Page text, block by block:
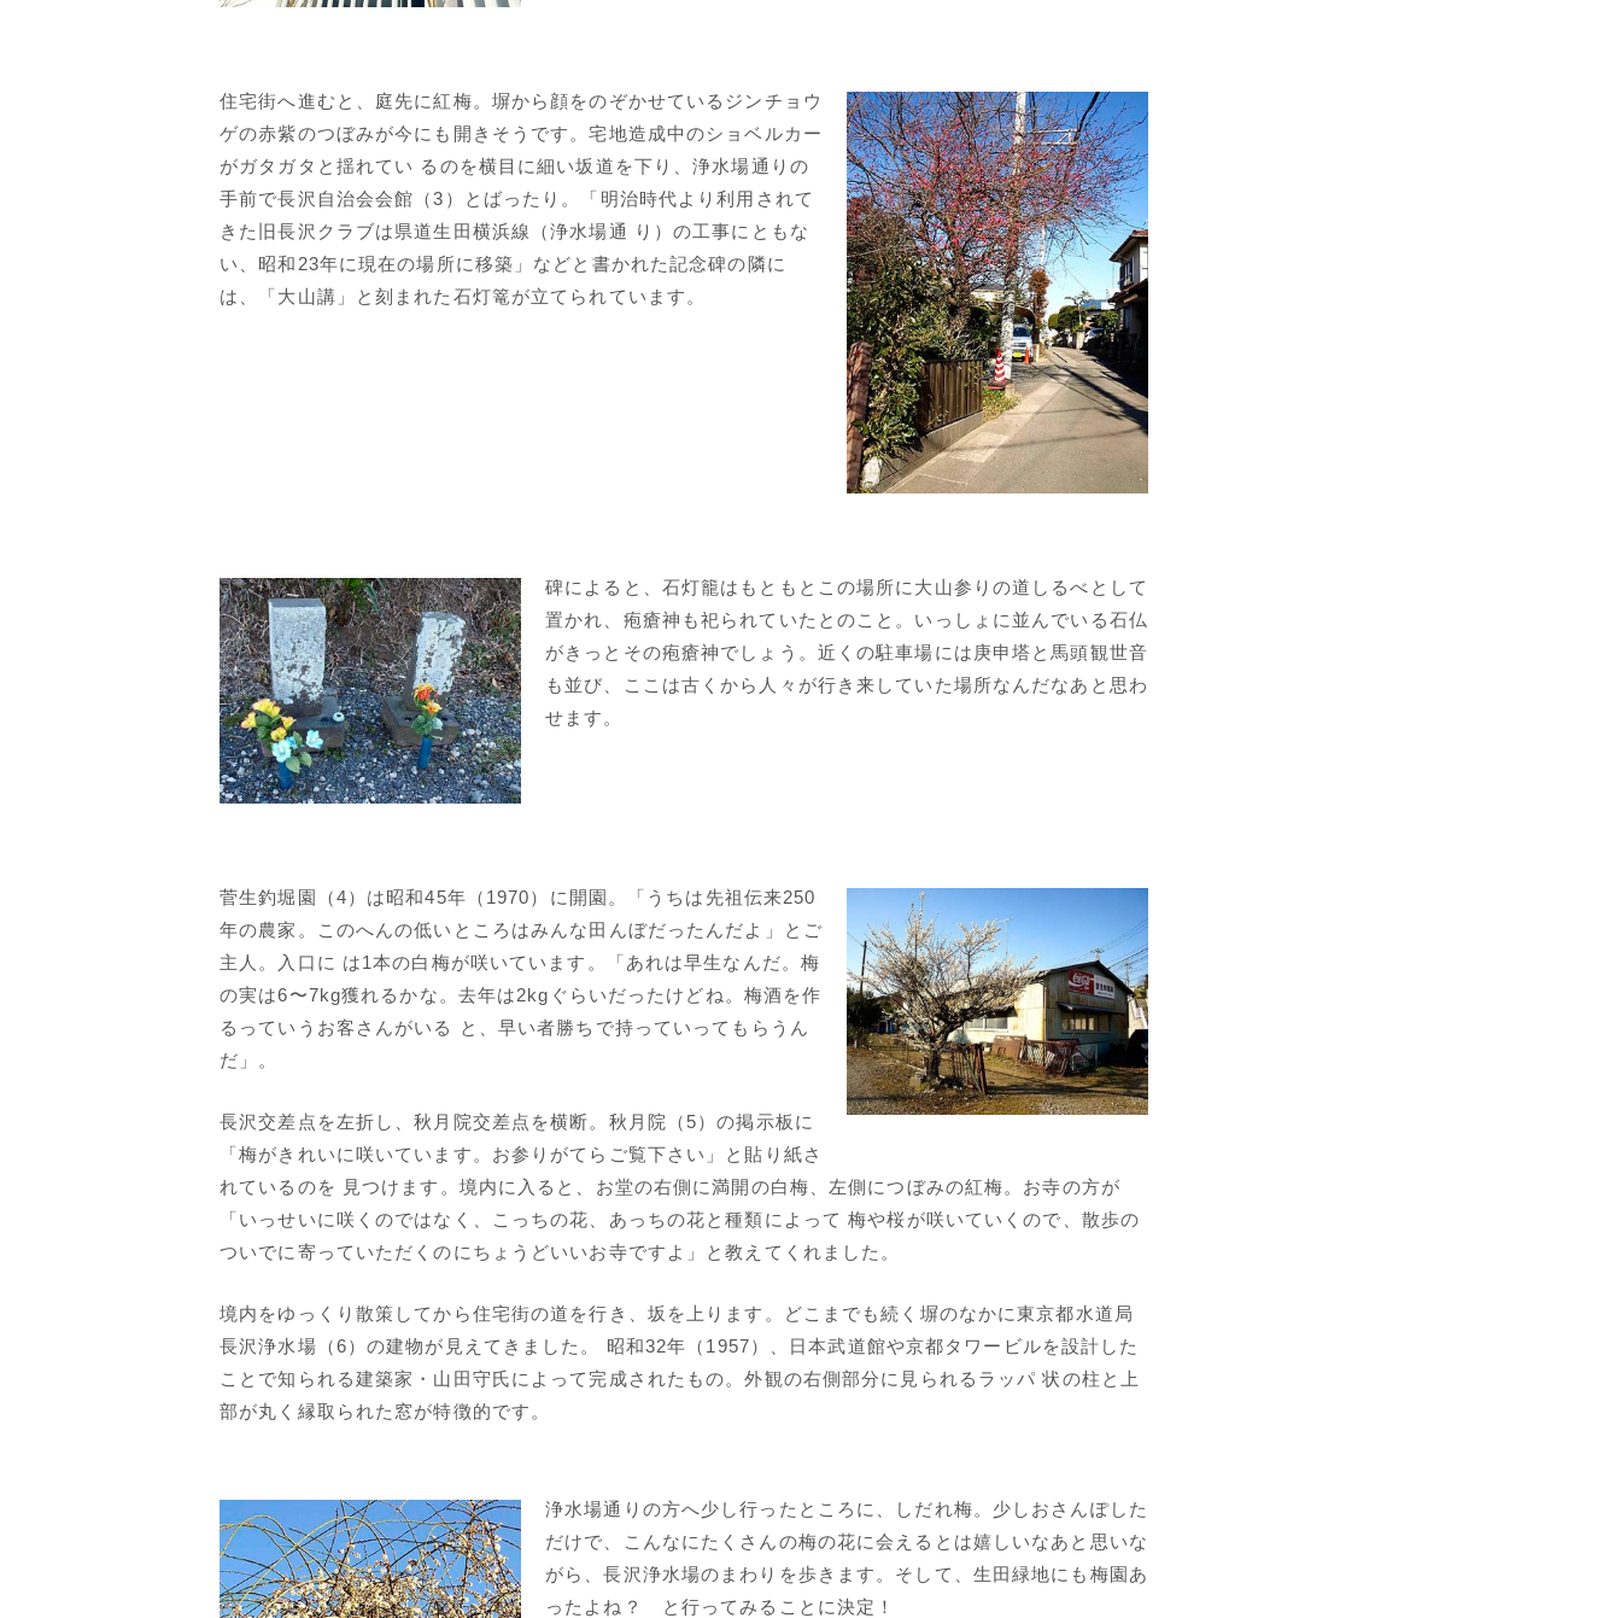
住宅街へ進むと、庭先に紅梅。塀から顔をのぞかせているジンチョウ
ゲの赤紫のつぼみが今にも開きそうです。宅地造成中のショベルカー
がガタガタと揺れてい るのを横目に細い坂道を下り、浄水場通りの
手前で長沢自治会会館（3）とばったり。「明治時代より利用されて
きた旧長沢クラブは県道生田横浜線（浄水場通 り）の工事にともな
い、昭和23年に現在の場所に移築」などと書かれた記念碑の隣に
は、「大山講」と刻まれた石灯篭が立てられています。
碑によると、石灯籠はもともとこの場所に大山参りの道しるべとして
置かれ、疱瘡神も祀られていたとのこと。いっしょに並んでいる石仏
がきっとその疱瘡神でしょう。近くの駐車場には庚申塔と馬頭観世音
も並び、ここは古くから人々が行き来していた場所なんだなあと思わ
せます。
菅生釣堀園（4）は昭和45年（1970）に開園。「うちは先祖伝来250
年の農家。このへんの低いところはみんな田んぼだったんだよ」とご
主人。入口に は1本の白梅が咲いています。「あれは早生なんだ。梅
の実は6〜7kg獲れるかな。去年は2kgぐらいだったけどね。梅酒を作
るっていうお客さんがいる と、早い者勝ちで持っていってもらうん
だ」。
長沢交差点を左折し、秋月院交差点を横断。秋月院（5）の掲示板に
「梅がきれいに咲いています。お参りがてらご覧下さい」と貼り紙さ
れているのを 見つけます。境内に入ると、お堂の右側に満開の白梅、左側につぼみの紅梅。お寺の方が
「いっせいに咲くのではなく、こっちの花、あっちの花と種類によって 梅や桜が咲いていくので、散歩の
ついでに寄っていただくのにちょうどいいお寺ですよ」と教えてくれました。
境内をゆっくり散策してから住宅街の道を行き、坂を上ります。どこまでも続く塀のなかに東京都水道局
長沢浄水場（6）の建物が見えてきました。 昭和32年（1957）、日本武道館や京都タワービルを設計した
ことで知られる建築家・山田守氏によって完成されたもの。外観の右側部分に見られるラッパ 状の柱と上
部が丸く縁取られた窓が特徴的です。
浄水場通りの方へ少し行ったところに、しだれ梅。少しおさんぽした
だけで、こんなにたくさんの梅の花に会えるとは嬉しいなあと思いな
がら、長沢浄水場のまわりを歩きます。そして、生田緑地にも梅園あ
ったよね？ と行ってみることに決定！